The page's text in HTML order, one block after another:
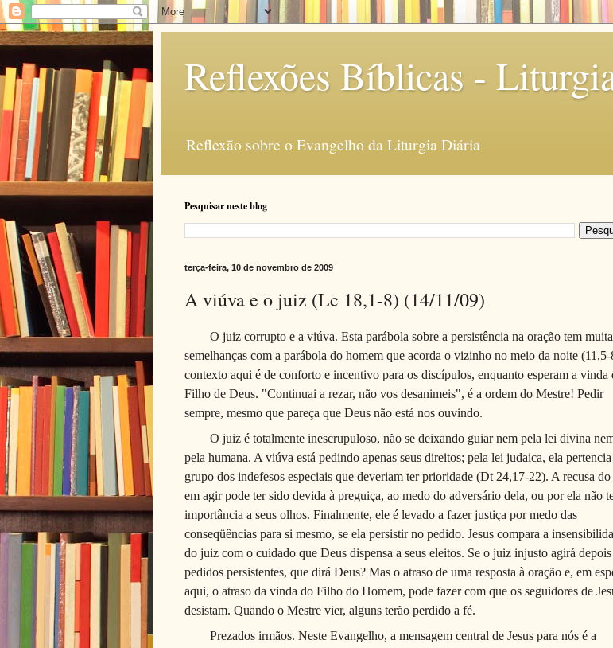
Reflexões Bíblicas -
Reflexão sobre o Evangelho da Liturgia Diária
Pesquisar neste blog
terça-feira, 10 de novembro de 2009
A viúva e o juiz (Lc 18,1-8) (14/11/09)
O juiz corrupto e a viúva. Esta pará­bola sobre a persistência na oração tem
semelhanças com a parábola do homem que acorda o vizinho no meio da noite
contexto aqui é de conforto e incentivo para os discípulos, enquanto esperam a vinda
Filho de Deus. "Continuai a rezar, não vos desanimeis", é a ordem do Mestre! Pedir
sempre, mesmo que pareça que Deus não está nos ouvindo.
O juiz é totalmente inescrupuloso, não se dei­xando guiar nem pela lei divina
pela humana. A viúva está pedindo apenas seus direitos; pela lei judaica, ela
grupo dos indefesos espe­ciais que deveriam ter prioridade (Dt 24,17-22). A recusa
em agir pode ter sido devida à pregui­ça, ao medo do adversário dela, ou por ela não
importância a seus olhos. Finalmente, ele é levado a fazer justiça por medo das
conseqüências para si mesmo, se ela persistir no pedido. Jesus compara a
do juiz com o cuidado que Deus dispensa a seus eleitos. Se o juiz injusto agirá
pedidos persistentes, que dirá Deus? Mas o atra­so de uma resposta à oração e, em
aqui, o atraso da vinda do Filho do Homem, pode fazer com que os seguidores de
desistam. Quando o Mestre vier, alguns terão perdido a fé.
Prezados irmãos. Neste Evangelho, a mensagem central de Jesus para nós é a